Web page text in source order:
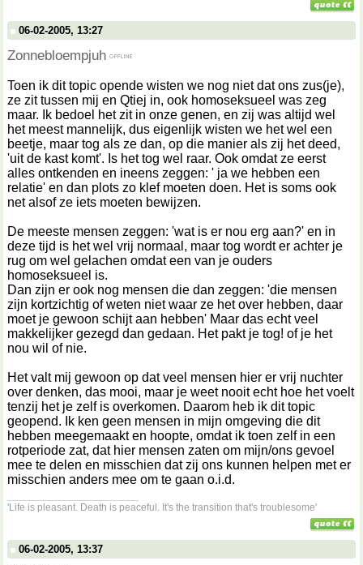
06-02-2005, 13:27
Zonnebloempjuh
Toen ik dit topic opende wisten we nog niet dat ons zus(je),
ze zit tussen mij en Qtiej in, ook homoseksueel was zeg
maar. Ik bedoel het zit in onze genen, en zij was altijd wel
het meest mannelijk, dus eigenlijk wisten we het wel een
beetje, maar tog als ze dan, op die manier als zij het deed,
'uit de kast komt'. Is het tog wel raar. Ook omdat ze eerst
alles ontkenden en ineens zeggen: ' ja we hebben een
relatie' en dan plots zo klef moeten doen. Het is soms ook
net alsof ze iets moeten bewijzen.
De meeste mensen zeggen: 'wat is er nou erg aan?' en in
deze tijd is het wel vrij normaal, maar tog wordt er achter je
rug om wel gelachen omdat een van je ouders
homoseksueel is.
Dan zijn er ook nog mensen die dan zeggen: 'die mensen
zijn kortzichtig of weten niet waar ze het over hebben, daar
moet je gewoon schijt aan hebben' Maar das echt veel
makkelijker gezegd dan gedaan. Het pakt je tog! of je het
nou wil of nie.
Het valt mij gewoon op dat veel mensen hier er vrij nuchter
over denken, das mooi, maar je weet nooit echt hoe het voelt
tenzij het je zelf is overkomen. Daarom heb ik dit topic
geopend. Ik ken geen mensen in mijn omgeving die dit
hebben meegemaakt en hoopte, omdat ik toen zelf in een
rotperiode zat, dat hier mensen zaten om mijn/ons gevoel
mee te delen en misschien dat zij ons kunnen helpen met er
misschien anders mee om te gaan o.i.d.
'Life is pleasant. Death is peaceful. It's the transition that's troublesome'
06-02-2005, 13:37